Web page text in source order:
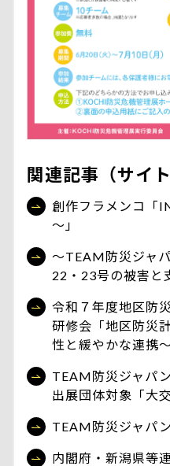
関連記事（サイ
創作フラメンコ「
～」
～TEAM防災ジ
22・23号の被害と
令和７年度地区防
研修会「地区防災
性と緩やかな連携～
TEAM防災ジャパ
出展団体対象「大
TEAM防災ジャパ
内閣府・新潟県等